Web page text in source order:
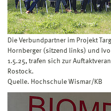
Die Verbundpartner im Projekt
Hornberger (sitzend links) und
1.5.25, trafen sich zur
Rostock.
Quelle. Hochschule Wismar/KB